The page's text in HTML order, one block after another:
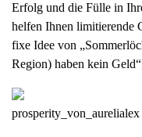
Erfolg und die Fülle in
helfen Ihnen limitierende
fixe Idee von
Region) haben kein
prosperity_von_aurelialex